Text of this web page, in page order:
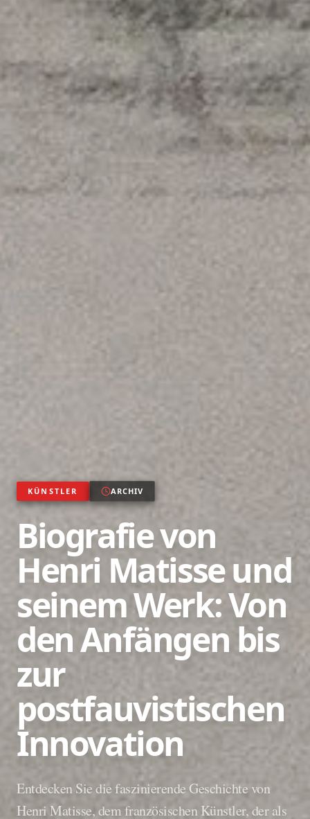
KÜNSTLER ARCHIV
Biografie von
Henri Matisse und
seinem Werk: Von
den Anfängen bis
zur
postfauvistischen
Innovation
Entdecken Sie die faszinierende Geschichte von
Henri Matisse, dem französischen Künstler, der als